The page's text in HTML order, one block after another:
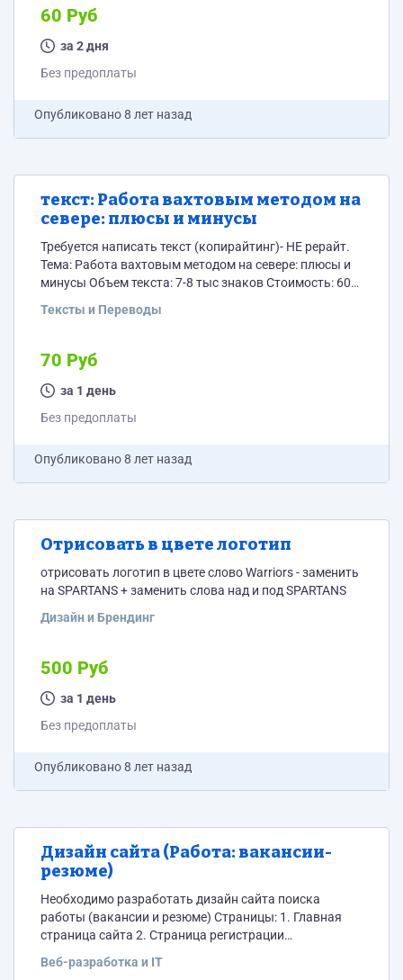
60 Руб
за 2 дня
Без предоплаты
Опубликовано8 лет назад
текст: Работа вахтовым методом на
севере: плюсы и минусы
Требуется написать текст (копирайтинг)- НЕ рерайт.
Тема: Работа вахтовым методом на севере: плюсы и
минусы Объем текста: 7-8 тыс знаков Стоимость: 60
Тексты и Переводы
70 Руб
за 1 день
Без предоплаты
Опубликовано8 лет назад
Отрисовать в цвете логотип
отрисовать логотип в цвете слово Warriors - заменить
на SPARTANS + заменить слова над и под SPARTANS
Дизайн и Брендинг
500 Руб
за 1 день
Без предоплаты
Опубликовано8 лет назад
Дизайн сайта (Работа: вакансии-
резюме)
Необходимо разработать дизайн сайта поиска
работы (вакансии и резюме) Страницы: 1. Главная
страница сайта 2. Страница регистрации
пользователей (компании и соискатель) 3. Личный
кабинет пользователя 4. Форма подачи вакансии и
Веб-разработка и IT